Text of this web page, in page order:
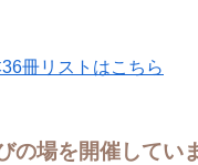
冊リストはこちら
の場を開催してい